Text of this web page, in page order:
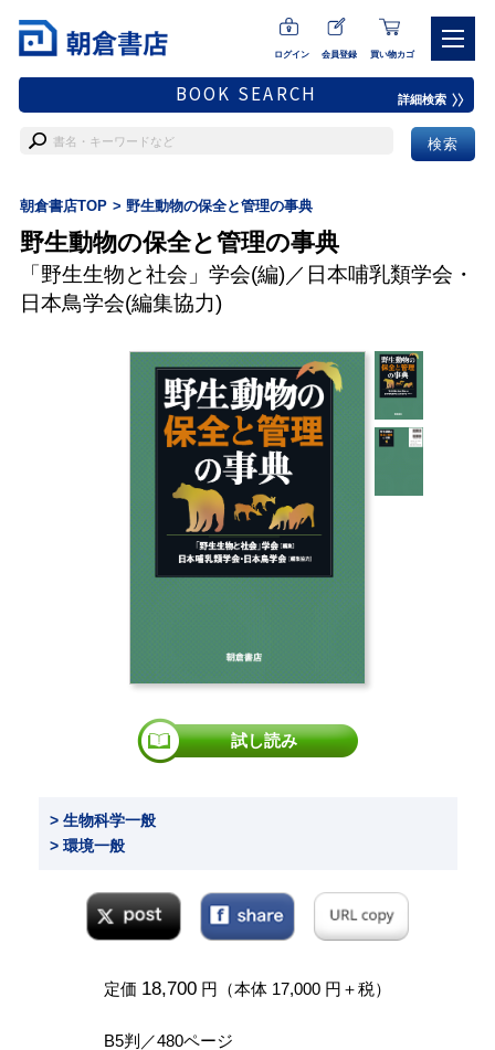
ログイン 会員登録 買い物カゴ
BOOK SEARCH 詳細検索
朝倉書店TOP 野生動物の保全と管理の事典
野生動物の保全と管理の事典
「野生生物と社会」学会(編)／ 日本哺乳類学会 ・
日本鳥学会(編集協力)
試し読み
> 生物科学一般
> 環境一般
定価 18,700 円（本体 17,000 円＋税）
B5判／480ページ